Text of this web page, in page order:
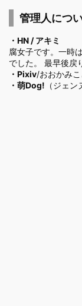
管理人につ
・HN / アキミ
腐女子です。一時
でした。 最早後戻
・ Pixiv/おおかみ
・ 萌Dog! （ジェン